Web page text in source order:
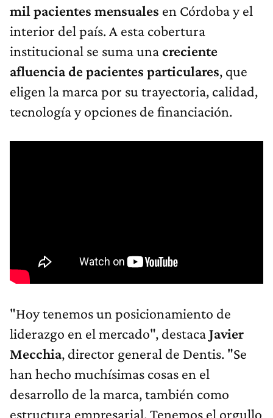
mil pacientes mensuales en Córdoba y el
interior del país. A esta cobertura
institucional se suma unacreciente
afluencia de pacientes particulares, que
eligen la marca por su trayectoria, calidad,
tecnología y opciones de financiación.
"Hoy tenemos un posicionamiento de
liderazgo en el mercado", destacaJavier
Mecchia, director general de Dentis. "Se
han hecho muchísimas cosas en el
desarrollo de la marca, también como
estructura empresarial. Tenemos el orgullo